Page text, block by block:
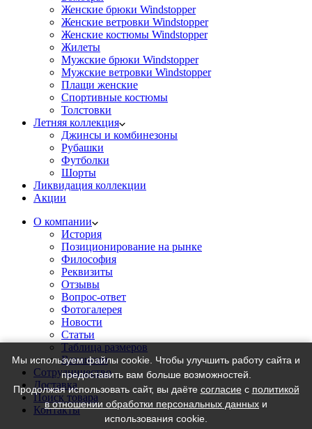
Женские брюки Windstopper
Женские ветровки Windstopper
Женские костюмы Windstopper
Жилеты
Мужские брюки Windstopper
Мужские ветровки Windstopper
Плащи женские
Спортивные костюмы
Толстовки
Летняя коллекция
Джинсы и комбинезоны
Рубашки
Футболки
Шорты
Ликвидация коллекции
Акции
О компании
История
Позиционирование на рынке
Философия
Реквизиты
Отзывы
Вопрос-ответ
Фотогалерея
Новости
Статьи
Таблица размеров
Вакансии
Сотрудничество
Доставка
Поиск товара
Контакты
Мы используем файлы cookie. Чтобы улучшить работу сайта и
предоставить вам больше возможностей.
Продолжая использовать сайт, вы даёте согласиес политикой
в отношении обработки персональных данных и
использования cookie.